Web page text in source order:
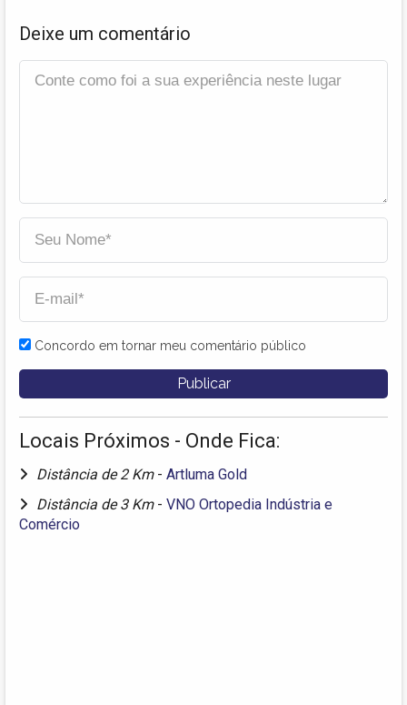
Deixe um comentário
Concordo em tornar meu comentário público
Locais Próximos - Onde Fica:
Distância de 2 Km - Artluma Gold
Distância de 3 Km - VNO Ortopedia Indústria e
Comércio